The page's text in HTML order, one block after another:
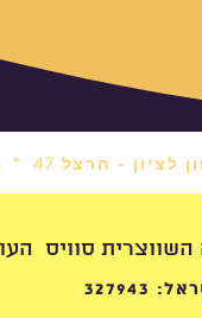
לציון - הרצל 47 *